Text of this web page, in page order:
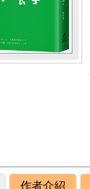
作者介紹